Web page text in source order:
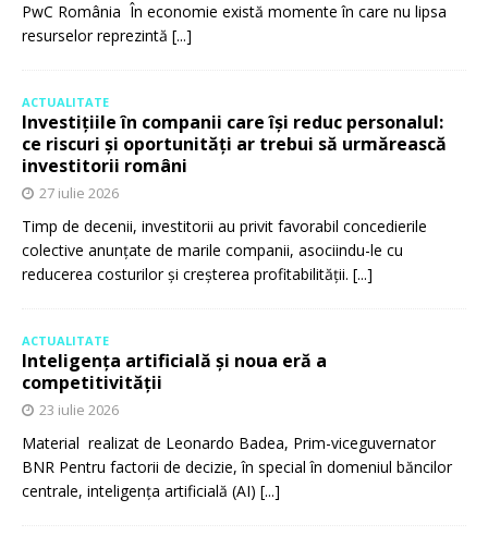
PwC România În economie există momente în care nu lipsa
resurselor reprezintă [...]
ACTUALITATE
Investițiile în companii care își reduc personalul:
ce riscuri și oportunități ar trebui să urmărească
investitorii români
27 iulie 2026
Timp de decenii, investitorii au privit favorabil concedierile
colective anunțate de marile companii, asociindu-le cu
reducerea costurilor și creșterea profitabilității. [...]
ACTUALITATE
Inteligența artificială și noua eră a
competitivității
23 iulie 2026
Material realizat de Leonardo Badea, Prim-viceguvernator
BNR Pentru factorii de decizie, în special în domeniul băncilor
centrale, inteligența artificială (AI) [...]